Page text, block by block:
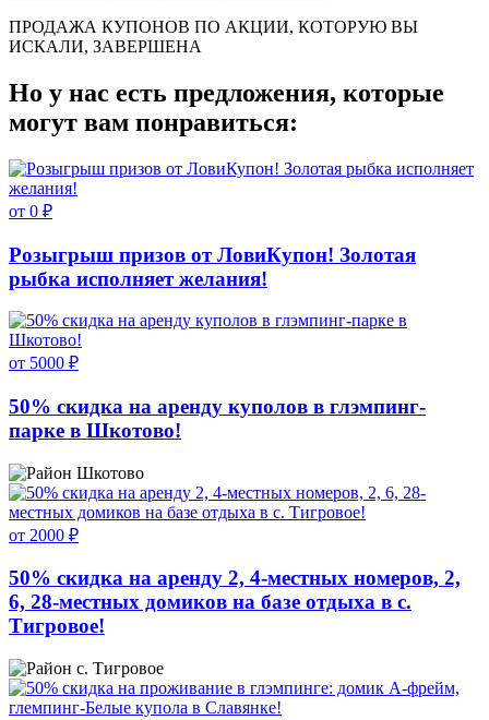
ПРОДАЖА КУПОНОВ ПО АКЦИИ, КОТОРУЮ ВЫ
ИСКАЛИ, ЗАВЕРШЕНА
Но у нас есть предложения, которые
могут вам понравиться:
от 0 ₽
Розыгрыш призов от ЛовиКупон! Золотая
рыбка исполняет желания!
от 5000 ₽
50% скидка на аренду куполов в глэмпинг-
парке в Шкотово!
Шкотово
от 2000 ₽
50% скидка на аренду 2, 4-местных номеров, 2,
6, 28-местных домиков на базе отдыха в с.
Тигровое!
с. Тигровое